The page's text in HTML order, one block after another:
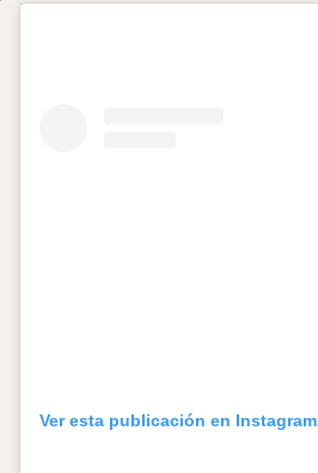
Ver esta publicación en Instagram